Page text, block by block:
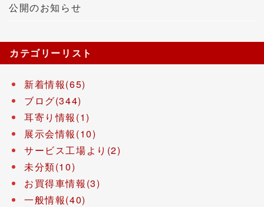
公開のお知らせ
カテゴリーリスト
新着情報(65)
ブログ(344)
耳寄り情報(1)
展示会情報(10)
サービス工場より(2)
未分類(10)
お買得車情報(3)
一般情報(40)